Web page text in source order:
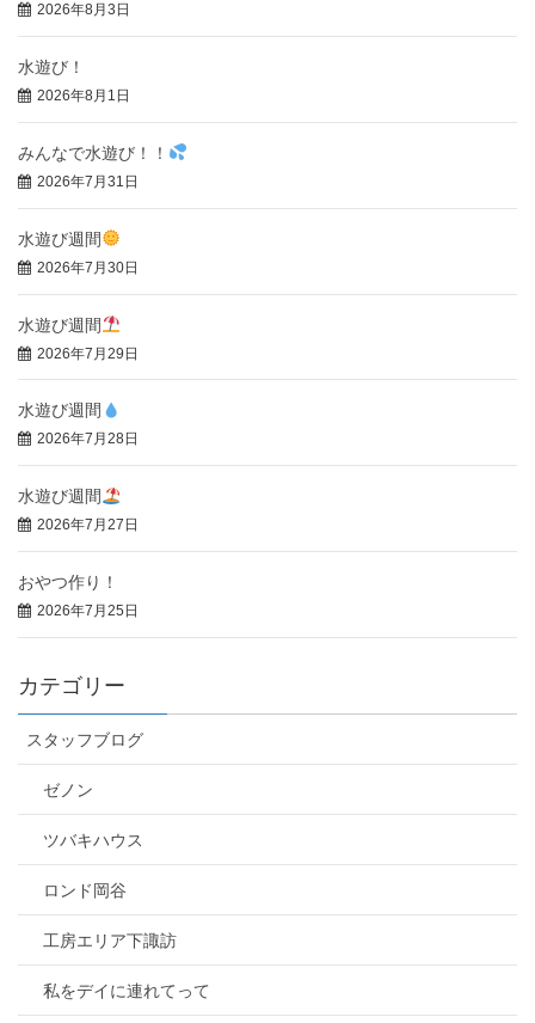
2026年8月3日
水遊び！
2026年8月1日
みんなで水遊び！！
2026年7月31日
水遊び週間
2026年7月30日
水遊び週間
2026年7月29日
水遊び週間
2026年7月28日
水遊び週間
2026年7月27日
おやつ作り！
2026年7月25日
カテゴリー
スタッフブログ
ゼノン
ツバキハウス
ロンド岡谷
工房エリア下諏訪
私をデイに連れてって